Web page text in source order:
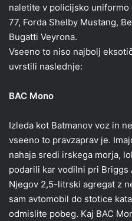
naletite v policijsko uniformo
77, Forda Shelby Mustang,
Bugatti Veyrona.
Vseeno to niso najbolj
uvrstili naslednje:
BAC Mono
Izleda kot Batmanov voz in
vseeno to pravzaprav je.
nahaja sredi irskega morja,
podarili kar vodilni pri Briggs
Njegov 2,5-litrski agregat z
sam avtomobil do stotice
odmislite pobeg. Kaj BAC